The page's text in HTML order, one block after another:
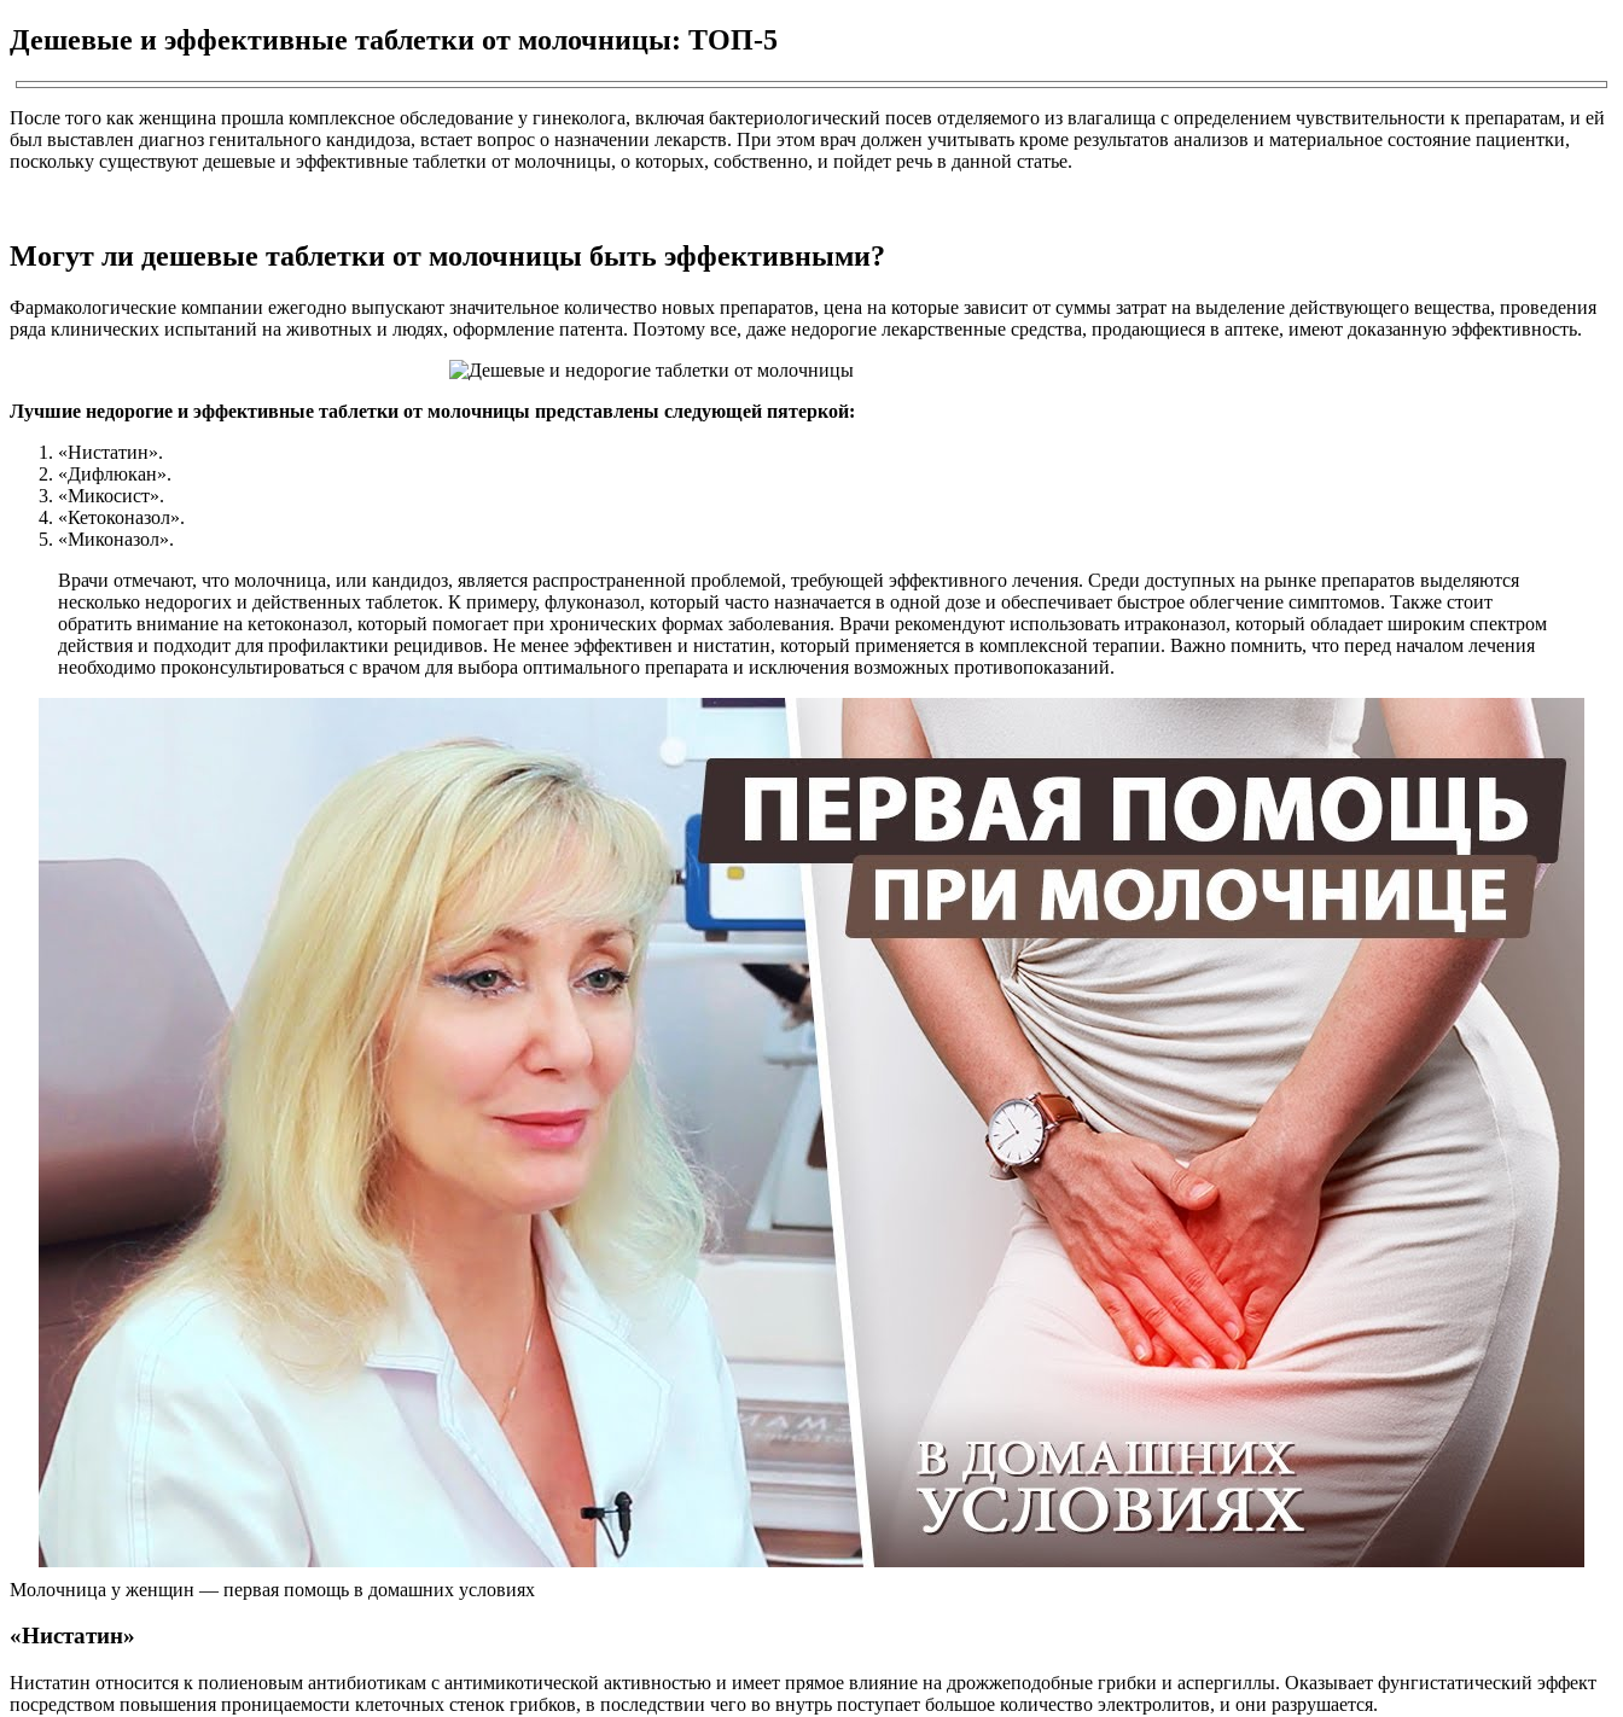
Дешевые и эффективные таблетки от молочницы: ТОП-5
После того как женщина прошла комплексное обследование у гинеколога, включая бактериологический посев отделяемого из влагалища с определением чувствительности к препаратам, и ей
был выставлен диагноз генитального кандидоза, встает вопрос о назначении лекарств. При этом врач должен учитывать кроме результатов анализов и материальное состояние пациентки,
поскольку существуют дешевые и эффективные таблетки от молочницы, о которых, собственно, и пойдет речь в данной статье.
Могут ли дешевые таблетки от молочницы быть эффективными?
Фармакологические компании ежегодно выпускают значительное количество новых препаратов, цена на которые зависит от суммы затрат на выделение действующего вещества, проведения
ряда клинических испытаний на животных и людях, оформление патента. Поэтому все, даже недорогие лекарственные средства, продающиеся в аптеке, имеют доказанную эффективность.
Лучшие недорогие и эффективные таблетки от молочницы представлены следующей пятеркой:
«Нистатин».
«Дифлюкан».
«Микосист».
«Кетоконазол».
«Миконазол».
Врачи отмечают, что молочница, или кандидоз, является распространенной проблемой, требующей эффективного лечения. Среди доступных на рынке препаратов выделяются
несколько недорогих и действенных таблеток. К примеру, флуконазол, который часто назначается в одной дозе и обеспечивает быстрое облегчение симптомов. Также стоит
обратить внимание на кетоконазол, который помогает при хронических формах заболевания. Врачи рекомендуют использовать итраконазол, который обладает широким спектром
действия и подходит для профилактики рецидивов. Не менее эффективен и нистатин, который применяется в комплексной терапии. Важно помнить, что перед началом лечения
необходимо проконсультироваться с врачом для выбора оптимального препарата и исключения возможных противопоказаний.
Молочница у женщин — первая помощь в домашних условиях
«Нистатин»
Нистатин относится к полиеновым антибиотикам с антимикотической активностью и имеет прямое влияние на дрожжеподобные грибки и аспергиллы. Оказывает фунгистатический эффект
посредством повышения проницаемости клеточных стенок грибков, в последствии чего во внутрь поступает большое количество электролитов, и они разрушается.